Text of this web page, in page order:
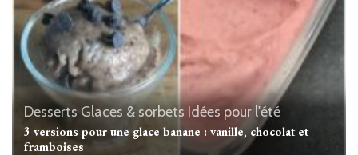
Desserts Glaces & sorbets Idées pour l'été
3 versions pour une glace banane : vanille, chocolat et
framboises